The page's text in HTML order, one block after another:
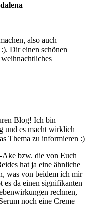
also auch
Dir einen schönen
Blog! Ich bin
und es macht wirklich
Thema zu informieren :)
Ake bzw. die von Euch
hat ja eine ähnliche
was von beidem ich mir
es da einen signifikanten
rechnen,
noch eine Creme